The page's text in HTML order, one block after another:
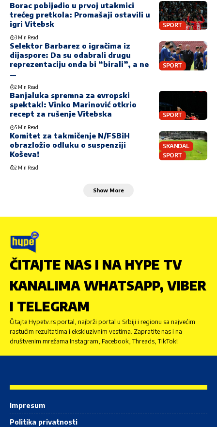
SPORT
Borac pobijedio u prvoj utakmici
trećeg pretkola: Promašaji ostavili u
igri Vitebsk
3 Min Read
SPORT
Selektor Barbarez o igračima iz
dijaspore: Da su odabrali drugu
reprezentaciju onda bi “birali”, a ne
…
2 Min Read
SPORT
Banjaluka spremna za evropski
spektakl: Vinko Marinović otkrio
recept za rušenje Vitebska
5 Min Read
SKANDAL
SPORT
Komitet za takmičenje N/FSBiH
obrazložio odluku o suspenziji
Koševa!
2 Min Read
Show More
ČITAJTE NAS I NA HYPE TV
KANALIMA WHATSAPP, VIBER
I TELEGRAM
Čitajte Hypetv.rs portal, najbrži portal u Srbiji i regionu sa najvećim
rastućim rezultatima i ekskluzivnim vestima. Zapratite nas i na
društvenim mrežama Instagram, Facebook, Threads, TikTok!
Impresum
Politika privatnosti